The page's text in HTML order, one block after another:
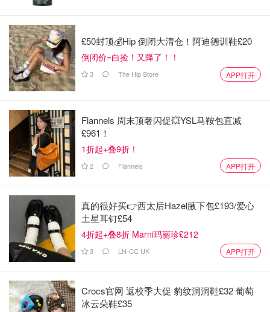
10月1日起NHS全科医生诊所大变革！
全面开放在线咨询：以后看病不用等
488
如果你喜欢我们的文章记得❤ 喜欢+⭐收藏+📣分享
以加小编服务号（DMxQianDuoDuo）了解更多英国优质折
扣和攻略内容~
信息来源：sky
£50封顶💰Hip 倒闭大清仓！阿迪德训鞋£20
倒闭价=白捡！又降了！！
3 The Hip Store APP打开
Flannels 周末顶奢闪促💥YSL马鞍包直减
£961！
1折起+叠9折！
2 Flannels APP打开
真的很好买👉西太后Hazel腋下包£193/爱心
土星耳钉£54
4折起+叠8折 Marni玛丽珍£212
3 LN-CC UK APP打开
Crocs官网 返校季大促 豹纹洞洞鞋£32 葡萄
冰云朵鞋£35